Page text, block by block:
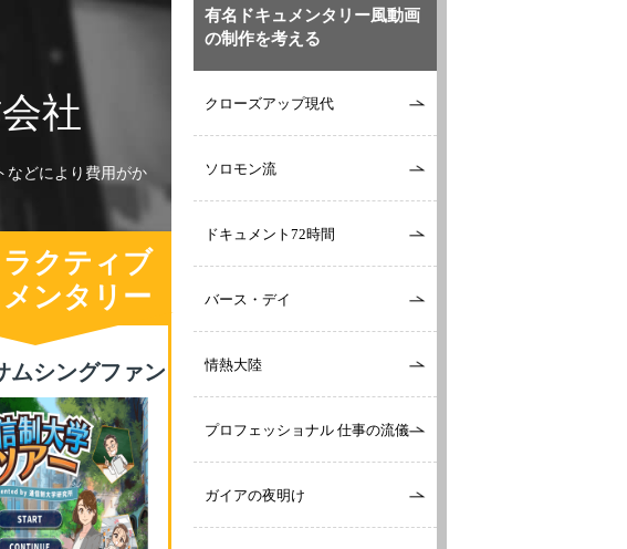
社
などにより費用がか
クティブ
メンタリー
ムシングファン
有名ドキュメンタリー風動画
の制作を考える
クローズアップ現代
ソロモン流
ドキュメント72時間
バース・デイ
情熱大陸
プロフェッショナル 仕事の流儀
ガイアの夜明け